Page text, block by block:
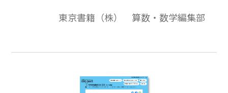
東京書籍（株） 算数・数学編集部